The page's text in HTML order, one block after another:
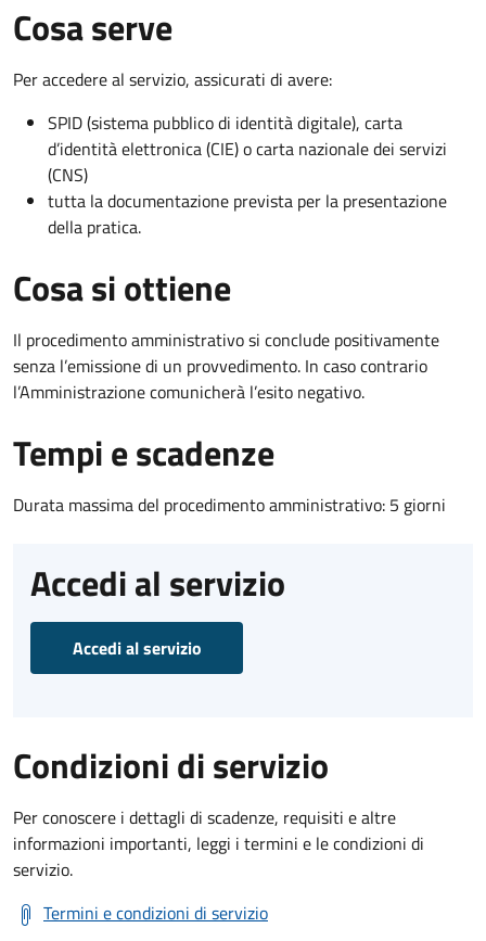
Cosa serve
Per accedere al servizio, assicurati di avere:
SPID (sistema pubblico di identità digitale), carta
d’identità elettronica (CIE) o carta nazionale dei servizi
(CNS)
tutta la documentazione prevista per la presentazione
della pratica.
Cosa si ottiene
Il procedimento amministrativo si conclude positivamente
senza l’emissione di un provvedimento. In caso contrario
l’Amministrazione comunicherà l’esito negativo.
Tempi e scadenze
Durata massima del procedimento amministrativo: 5 giorni
Accedi al servizio
Accedi al servizio
Condizioni di servizio
Per conoscere i dettagli di scadenze, requisiti e altre
informazioni importanti, leggi i termini e le condizioni di
servizio.
Termini e condizioni di servizio